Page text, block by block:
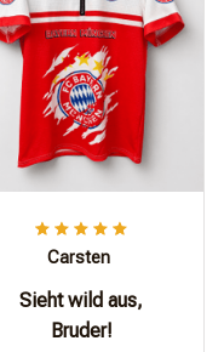
Carsten
Sieht wild aus,
Bruder!